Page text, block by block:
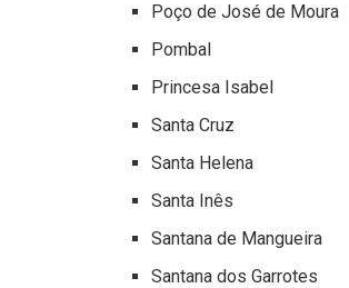
Poço de José de Moura
Pombal
Princesa Isabel
Santa Cruz
Santa Helena
Santa Inês
Santana de Mangueira
Santana dos Garrotes